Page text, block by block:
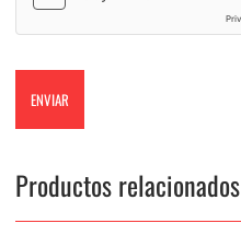
Productos relacionados